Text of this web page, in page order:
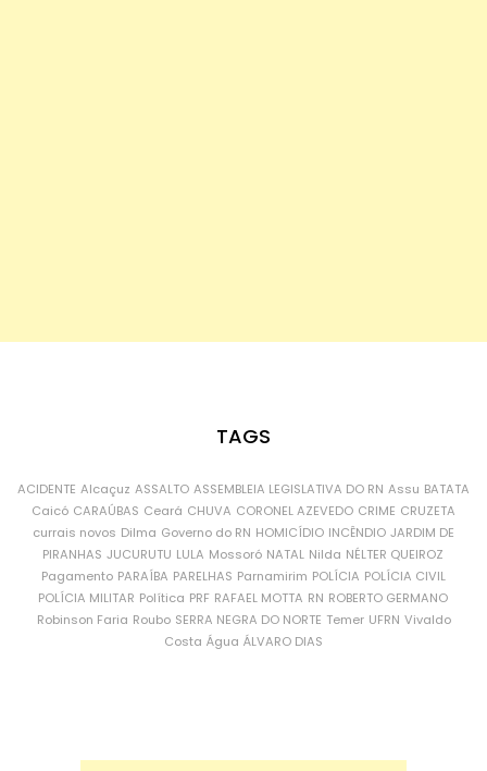
TAGS
ACIDENTE Alcaçuz ASSALTO ASSEMBLEIA LEGISLATIVA DO RN Assu BATATA
Caicó CARAÚBAS Ceará CHUVA CORONEL AZEVEDO CRIME CRUZETA
currais novos Dilma Governo do RN HOMICÍDIO INCÊNDIO JARDIM DE
PIRANHAS JUCURUTU LULA Mossoró NATAL Nilda NÉLTER QUEIROZ
Pagamento PARAÍBA PARELHAS Parnamirim POLÍCIA POLÍCIA CIVIL
POLÍCIA MILITAR Política PRF RAFAEL MOTTA RN ROBERTO GERMANO
Robinson Faria Roubo SERRA NEGRA DO NORTE Temer UFRN Vivaldo
Costa Água ÁLVARO DIAS